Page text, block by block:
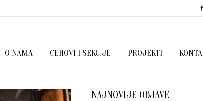
O NAMA CEHOVI I SEKCIJE PROJEKTI
NAJNOVIJE OBJAVE